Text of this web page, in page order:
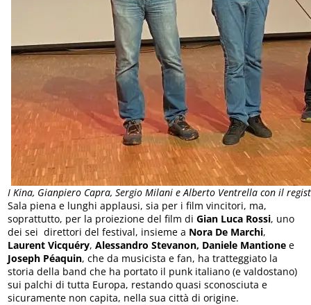
I Kina, Gianpiero Capra, Sergio Milani e Alberto Ventrella con il
Sala piena e lunghi applausi, sia per i film vincitori, ma,
soprattutto, per la proiezione del film diGian Luca Rossi, uno
dei sei direttori del festival, insieme a Nora De Marchi,
Laurent Vicquéry,Alessandro Stevanon, Daniele Mantionee
Joseph Péaquin, che da musicista e fan, ha tratteggiato la
storia della band che ha portato il punk italiano (e valdostano)
sui palchi di tutta Europa, restando quasi sconosciuta e
sicuramente non capita, nella sua città di origine.